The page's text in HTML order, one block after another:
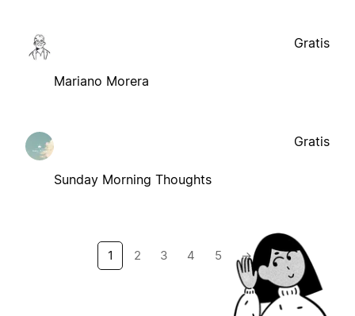
Mariano Morera
Gratis
Sunday Morning Thoughts
Gratis
1 2 3 4 5 →